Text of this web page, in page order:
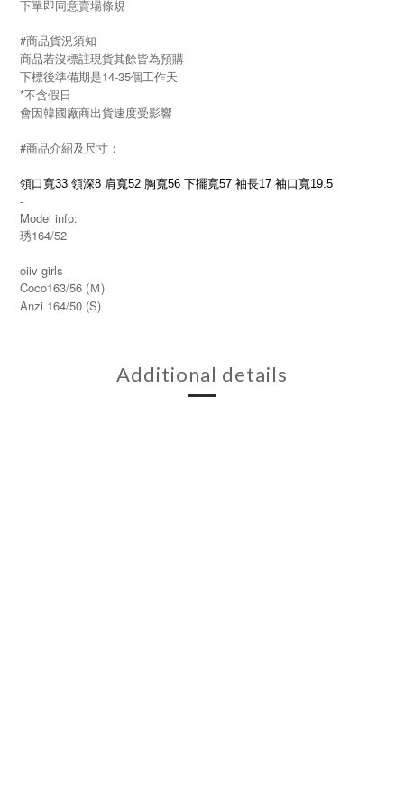
下單即同意賣場條規
#商品貨況須知
商品若沒標註現貨其餘皆為預購
下標後準備期是14-35個工作天
*不含假日
會因韓國廠商出貨速度受影響
#商品介紹及尺寸：
領口寬33 領深8 肩寬52 胸寬56 下擺寬57 袖長17 袖口寬19.5
-
Model info:
琇164/52
oiiv girls
Coco163/56 (Ｍ)
Anzi 164/50 (S)
Additional details